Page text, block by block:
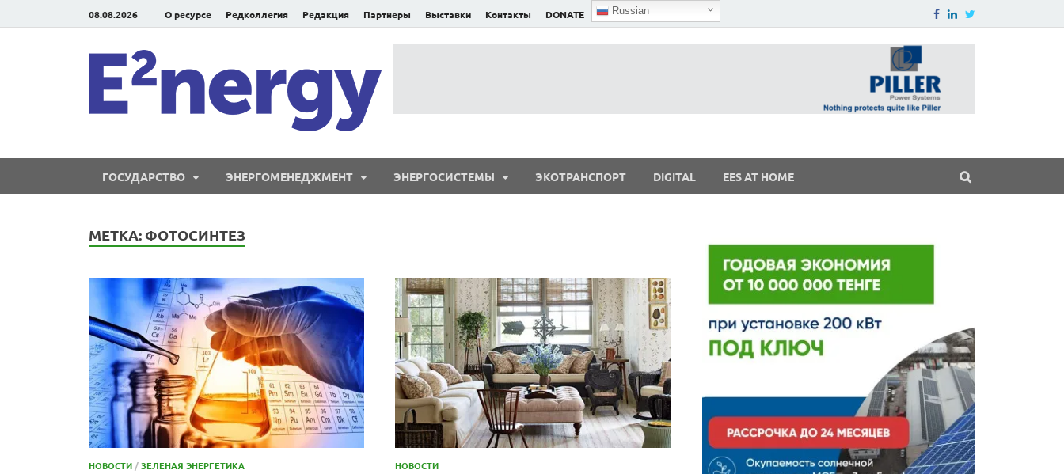
08.08.2026 О ресурсе Редколлегия Редакция Партнеры Выставки Контакты DONATE Russian
ГОСУДАРСТВО ЭНЕРГОМЕНЕДЖМЕНТ ЭНЕРГОСИСТЕМЫ ЭКОТРАНСПОРТ DIGITAL EES AT HOME
МЕТКА:ФОТОСИНТЕЗ
НОВОСТИ /ЗЕЛЕНАЯ ЭНЕРГЕТИКА НОВОСТИ